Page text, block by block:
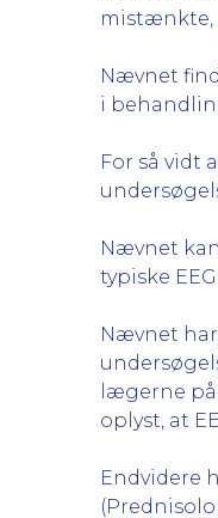
mistænkte,
Nævnet
i
For så vidt
Nævnet
typiske
Nævnet
lægerne
oplyst, at
Endvidere